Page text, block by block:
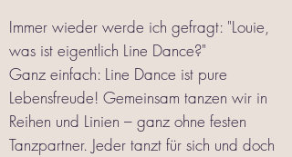
Immer wieder werde ich gefragt: "Louie,
was ist eigentlich Line Dance?"
Ganz einfach: Line Dance ist pure
Lebensfreude! Gemeinsam tanzen wir in
Reihen und Linien – ganz ohne festen
Tanzpartner. Jeder tanzt für sich und doch